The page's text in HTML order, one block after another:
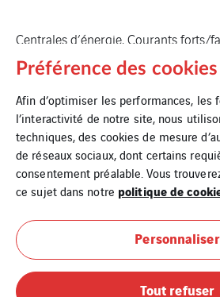
Centrales d’énergie, Courants forts/
Vidéosurveillance
Mentions légales
Préférence des cookies
Afin d’optimiser les performances, les
l’interactivité de notre site, nous
techniques, des cookies de mesure
de réseaux sociaux, dont certains
consentement préalable. Vous
ce sujet dans notre politique de
Personnaliser
Tout refuser